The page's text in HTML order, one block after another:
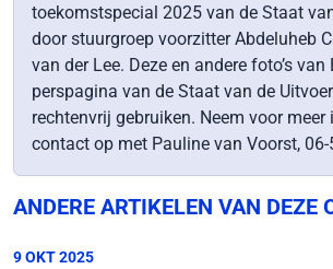
toekomstspecial 2025 van de Staat
door stuurgroep voorzitter Abdeluheb
van der Lee. Deze en andere foto’s
perspagina van de Staat van de
rechtenvrij gebruiken. Neem voor
contact op met Pauline van Voorst,
ANDERE ARTIKELEN VAN DEZE
9 OKT 2025